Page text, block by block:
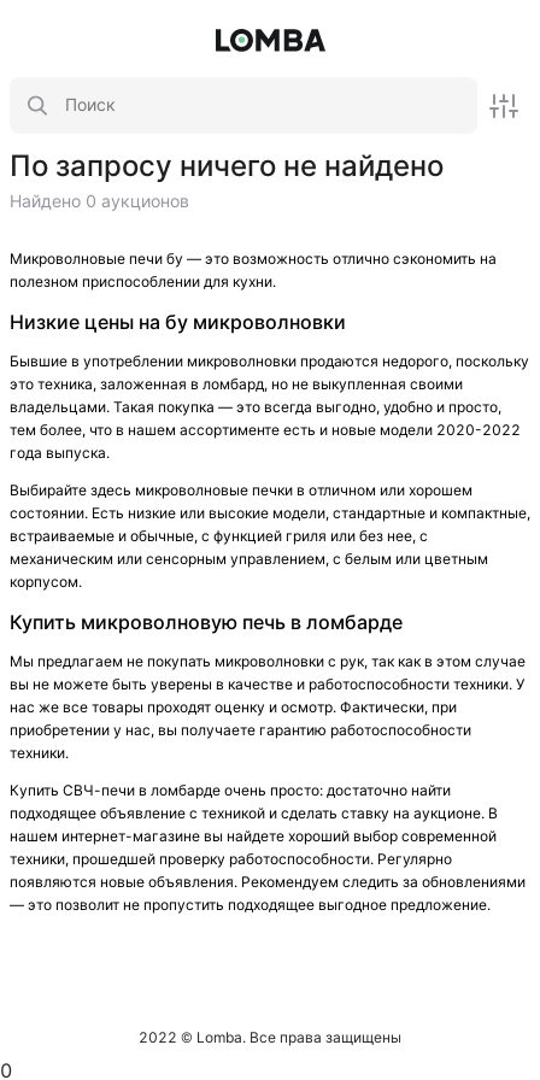
По запросу ничего не найдено
Найдено 0 аукционов
Микроволновые печи бу — это возможность отлично сэкономить на
полезном приспособлении для кухни.
Низкие цены на бу микроволновки
Бывшие в употреблении микроволновки продаются недорого, поскольку
это техника, заложенная в ломбард, но не выкупленная своими
владельцами. Такая покупка — это всегда выгодно, удобно и просто,
тем более, что в нашем ассортименте есть и новые модели 2020-2022
года выпуска.
Выбирайте здесь микроволновые печки в отличном или хорошем
состоянии. Есть низкие или высокие модели, стандартные и компактные,
встраиваемые и обычные, с функцией гриля или без нее, с
механическим или сенсорным управлением, с белым или цветным
корпусом.
Купить микроволновую печь в ломбарде
Мы предлагаем не покупать микроволновки с рук, так как в этом случае
вы не можете быть уверены в качестве и работоспособности техники. У
нас же все товары проходят оценку и осмотр. Фактически, при
приобретении у нас, вы получаете гарантию работоспособности
техники.
Купить СВЧ-печи в ломбарде очень просто: достаточно найти
подходящее объявление с техникой и сделать ставку на аукционе. В
нашем интернет-магазине вы найдете хороший выбор современной
техники, прошедшей проверку работоспособности. Регулярно
появляются новые объявления. Рекомендуем следить за обновлениями
— это позволит не пропустить подходящее выгодное предложение.
2022 © Lomba. Все права защищены
0